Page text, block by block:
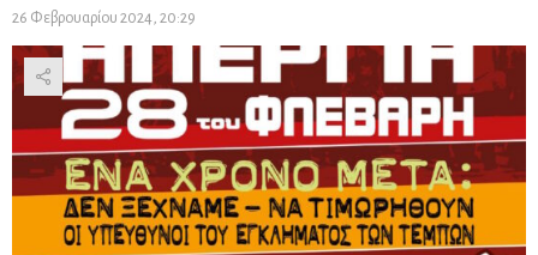
26 Φεβρουαρίου 2024, 20:29